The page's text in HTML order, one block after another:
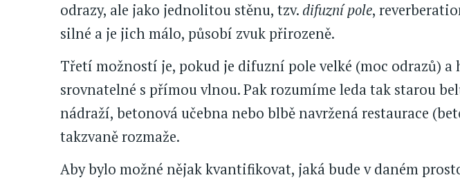
odrazy, ale jako jednolitou stěnu, tzv. difuzní pole,
silné a je jich málo, působí zvuk přirozeně.
Třetí možností je, pokud je difuzní pole velké (moc odrazů)
srovnatelné s přímou vlnou. Pak rozumíme leda tak starou
nádraží, betonová učebna nebo blbě navržená restaurace
takzvaně rozmaže.
Aby bylo možné nějak kvantifikovat, jaká bude v daném